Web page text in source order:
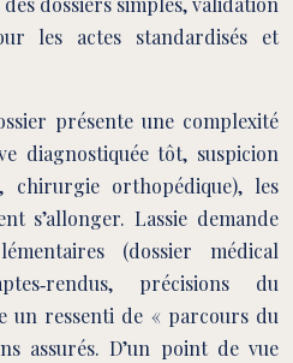
les actes standardisés et
présente une complexité
diagnostiquée tôt, suspicion
chirurgie orthopédique), les
s’allonger. Lassie demande
(dossier médical
précisions du
un ressenti de « parcours du
assurés. D’un point de vue